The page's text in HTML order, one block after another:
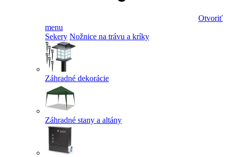
Otvoriť
menu
Sekery Nožnice na trávu a kríky
Záhradné dekorácie
Záhradné stany a altány